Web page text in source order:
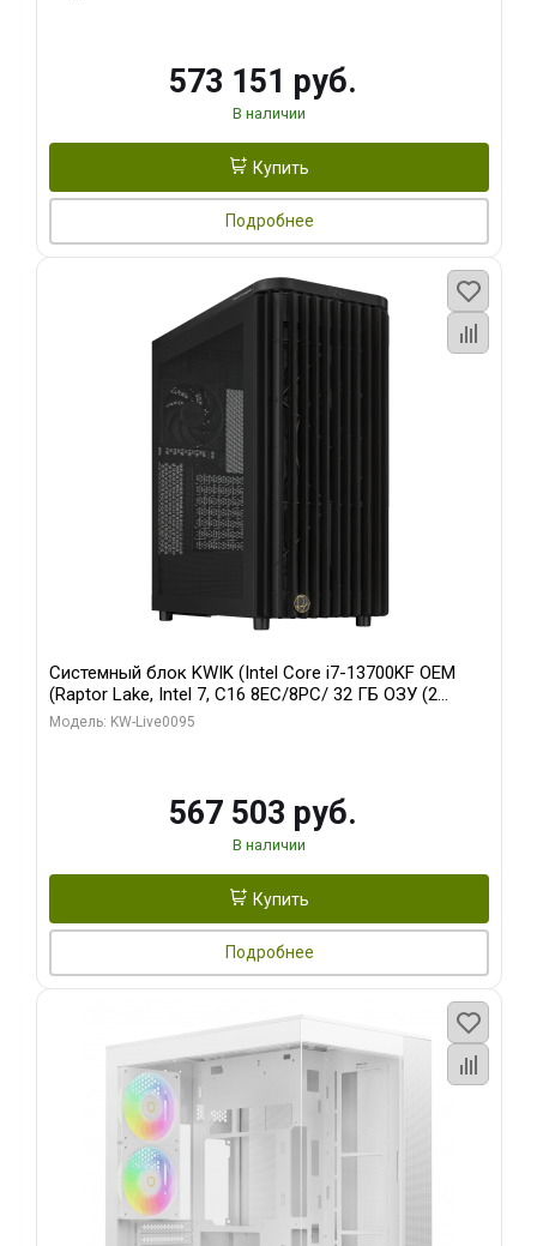
573 151 руб.
В наличии
Купить
Подробнее
Системный блок KWIK (Intel Core i7-13700KF OEM
(Raptor Lake, Intel 7, C16 8EC/8PC/ 32 ГБ ОЗУ (2
модуля)/ Afox RTX4090 24GB GDDR6X 384-Bit 3xDP
Модель: KW-Live0095
567 503 руб.
В наличии
Купить
Подробнее